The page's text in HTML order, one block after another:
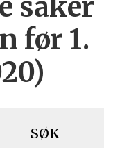
før 1.
SØK